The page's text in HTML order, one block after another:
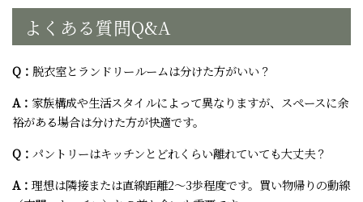
よくある質問Q&A
Q： 脱衣室とランドリールームは分けた方がいい？
A： 家族構成や生活スタイルによって異なりますが、スペースに余
裕がある場合は分けた方が快適です。
Q： パントリーはキッチンとどれくらい離れていても大丈夫？
A： 理想は隣接または直線距離2～3歩程度です。買い物帰りの動線